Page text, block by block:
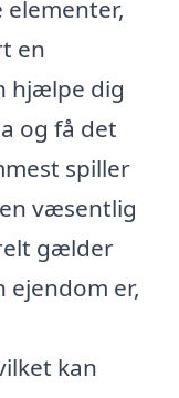
en
hjælpe dig
og få det
spiller
væsentlig
gælder
er,
kan